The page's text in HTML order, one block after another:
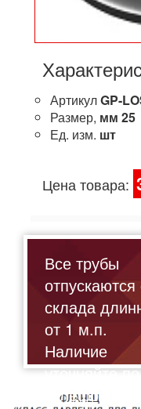
АртикулGP-
Размер, мм 25
Ед. изм. шт
Цена товара:
Все трубы
отпускаются
склада
от 1 м.п.
Наличие
уточняйте по
телефону: